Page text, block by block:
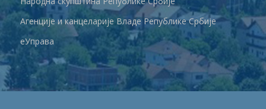
Агенције и канцеларије Владе Републике Србије
еУправа